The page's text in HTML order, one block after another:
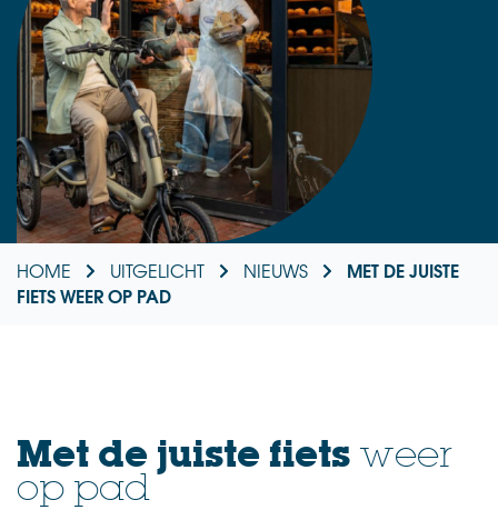
HOME UITGELICHT NIEUWS
MET DE JUISTE
FIETS WEER OP PAD
Met de juiste fiets weer
op pad